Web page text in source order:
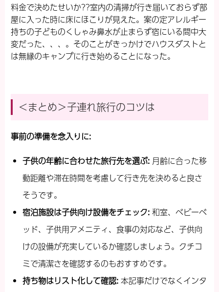
料金で決めたせいか??室内の清掃が行き届いておらず部
屋に入った時に床にほこりが見えた。案の定アレルギー
持ちの子どものくしゃみ鼻水が止まらず宿にいる間中大
変だった、、、。そのことがきっかけでハウスダストと
は無縁のキャンプに行き始めることになった。
＜まとめ＞子連れ旅行のコツは
事前の準備を念入りに:
子供の年齢に合わせた旅行先を選ぶ: 月齢に合った移
動距離や滞在時間を考慮して行き先を決めると良さ
そうです。
宿泊施設は子供向け設備をチェック: 和室、ベビーベ
ッド、子供用アメニティ、食事の対応など、子供向
けの設備が充実しているか確認しましょう。クチコ
ミで清潔さを確認するのもおすすめです。
持ち物はリスト化して確認: 本記事だけでなくインタ